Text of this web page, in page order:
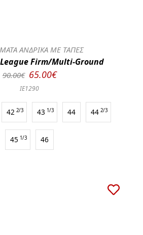
ΑΝΔΡΙΚΑ ΜΕ ΤΑΠΕΣ
Firm/Multi-Ground
90.00€ 65.00€
IE1290
42 2/3 43 1/3 44 44 2/3
45 1/3 46